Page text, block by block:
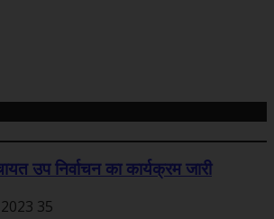
उप निर्वाचन का कार्यक्रम जारी
35